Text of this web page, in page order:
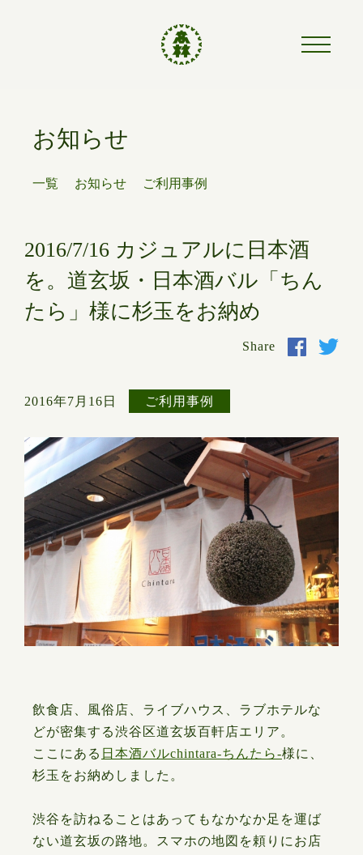
お知らせ
一覧 お知らせ ご利用事例
2016/7/16 カジュアルに日本酒
を。道玄坂・日本酒バル「ちん
たら」様に杉玉をお納め
Share
2016年7月16日 ご利用事例
飲食店、風俗店、ライブハウス、ラブホテルな
どが密集する渋谷区道玄坂百軒店エリア。
ここにある 日本酒バルchintara-ちんたら-様に、
杉玉をお納めしました。
渋谷を訪ねることはあってもなかなか足を運ば
ない道玄坂の路地。スマホの地図を頼りにお店